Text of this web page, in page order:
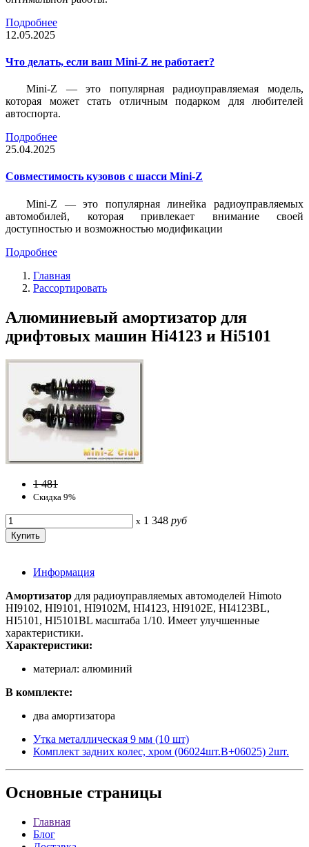
Подробнее
12.05.2025
Что делать, если ваш Mini-Z не работает?
Mini-Z — это популярная радиоуправляемая модель,
которая может стать отличным подарком для любителей
автоспорта.
Подробнее
25.04.2025
Совместимость кузовов с шасси Mini-Z
Mini-Z — это популярная линейка радиоуправляемых
автомобилей, которая привлекает внимание своей
доступностью и возможностью модификации
Подробнее
Главная
Рассортировать
Алюминиевый амортизатор для
дрифтовых машин Hi4123 и Hi5101
1 481
Скидка 9%
x 1 348 руб
Информация
Амортизатор для радиоуправляемых автомоделей Himoto
HI9102, HI9101, HI9102M, HI4123, HI9102E, HI4123BL,
HI5101, HI5101BL масштаба 1/10. Имеет улучшенные
характеристики.
Характеристики:
материал: алюминий
В комплекте:
два амортизатора
Утка металлическая 9 мм (10 шт)
Комплект задних колес, хром (06024шт.B+06025) 2шт.
Основные страницы
Главная
Блог